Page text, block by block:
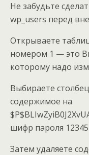
Не забудьте
wp_users перед
Открываете
номером 1 — это
которому надо
Выбираете
содержимое на
шифр пароля 12345
Затем удаляете